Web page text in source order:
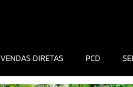
VENDAS DIRETAS PCD